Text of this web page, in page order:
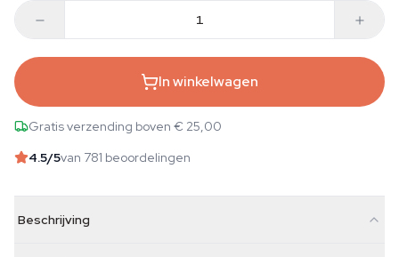
In winkelwagen
Gratis verzending boven € 25,00
4.5/5van 781 beoordelingen
Beschrijving